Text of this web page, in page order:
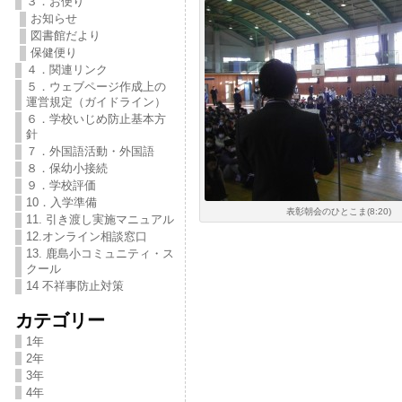
お知らせ
図書館だより
保健便り
４．関連リンク
５．ウェブページ作成上の
運営規定（ガイドライン）
６．学校いじめ防止基本方
針
７．外国語活動・外国語
８．保幼小接続
９．学校評価
10．入学準備
11. 引き渡し実施マニュアル
12.オンライン相談窓口
13. 鹿島小コミュニティ・ス
クール
14 不祥事防止対策
カテゴリー
1年
2年
3年
4年
表彰朝会のひとこま(8:20)